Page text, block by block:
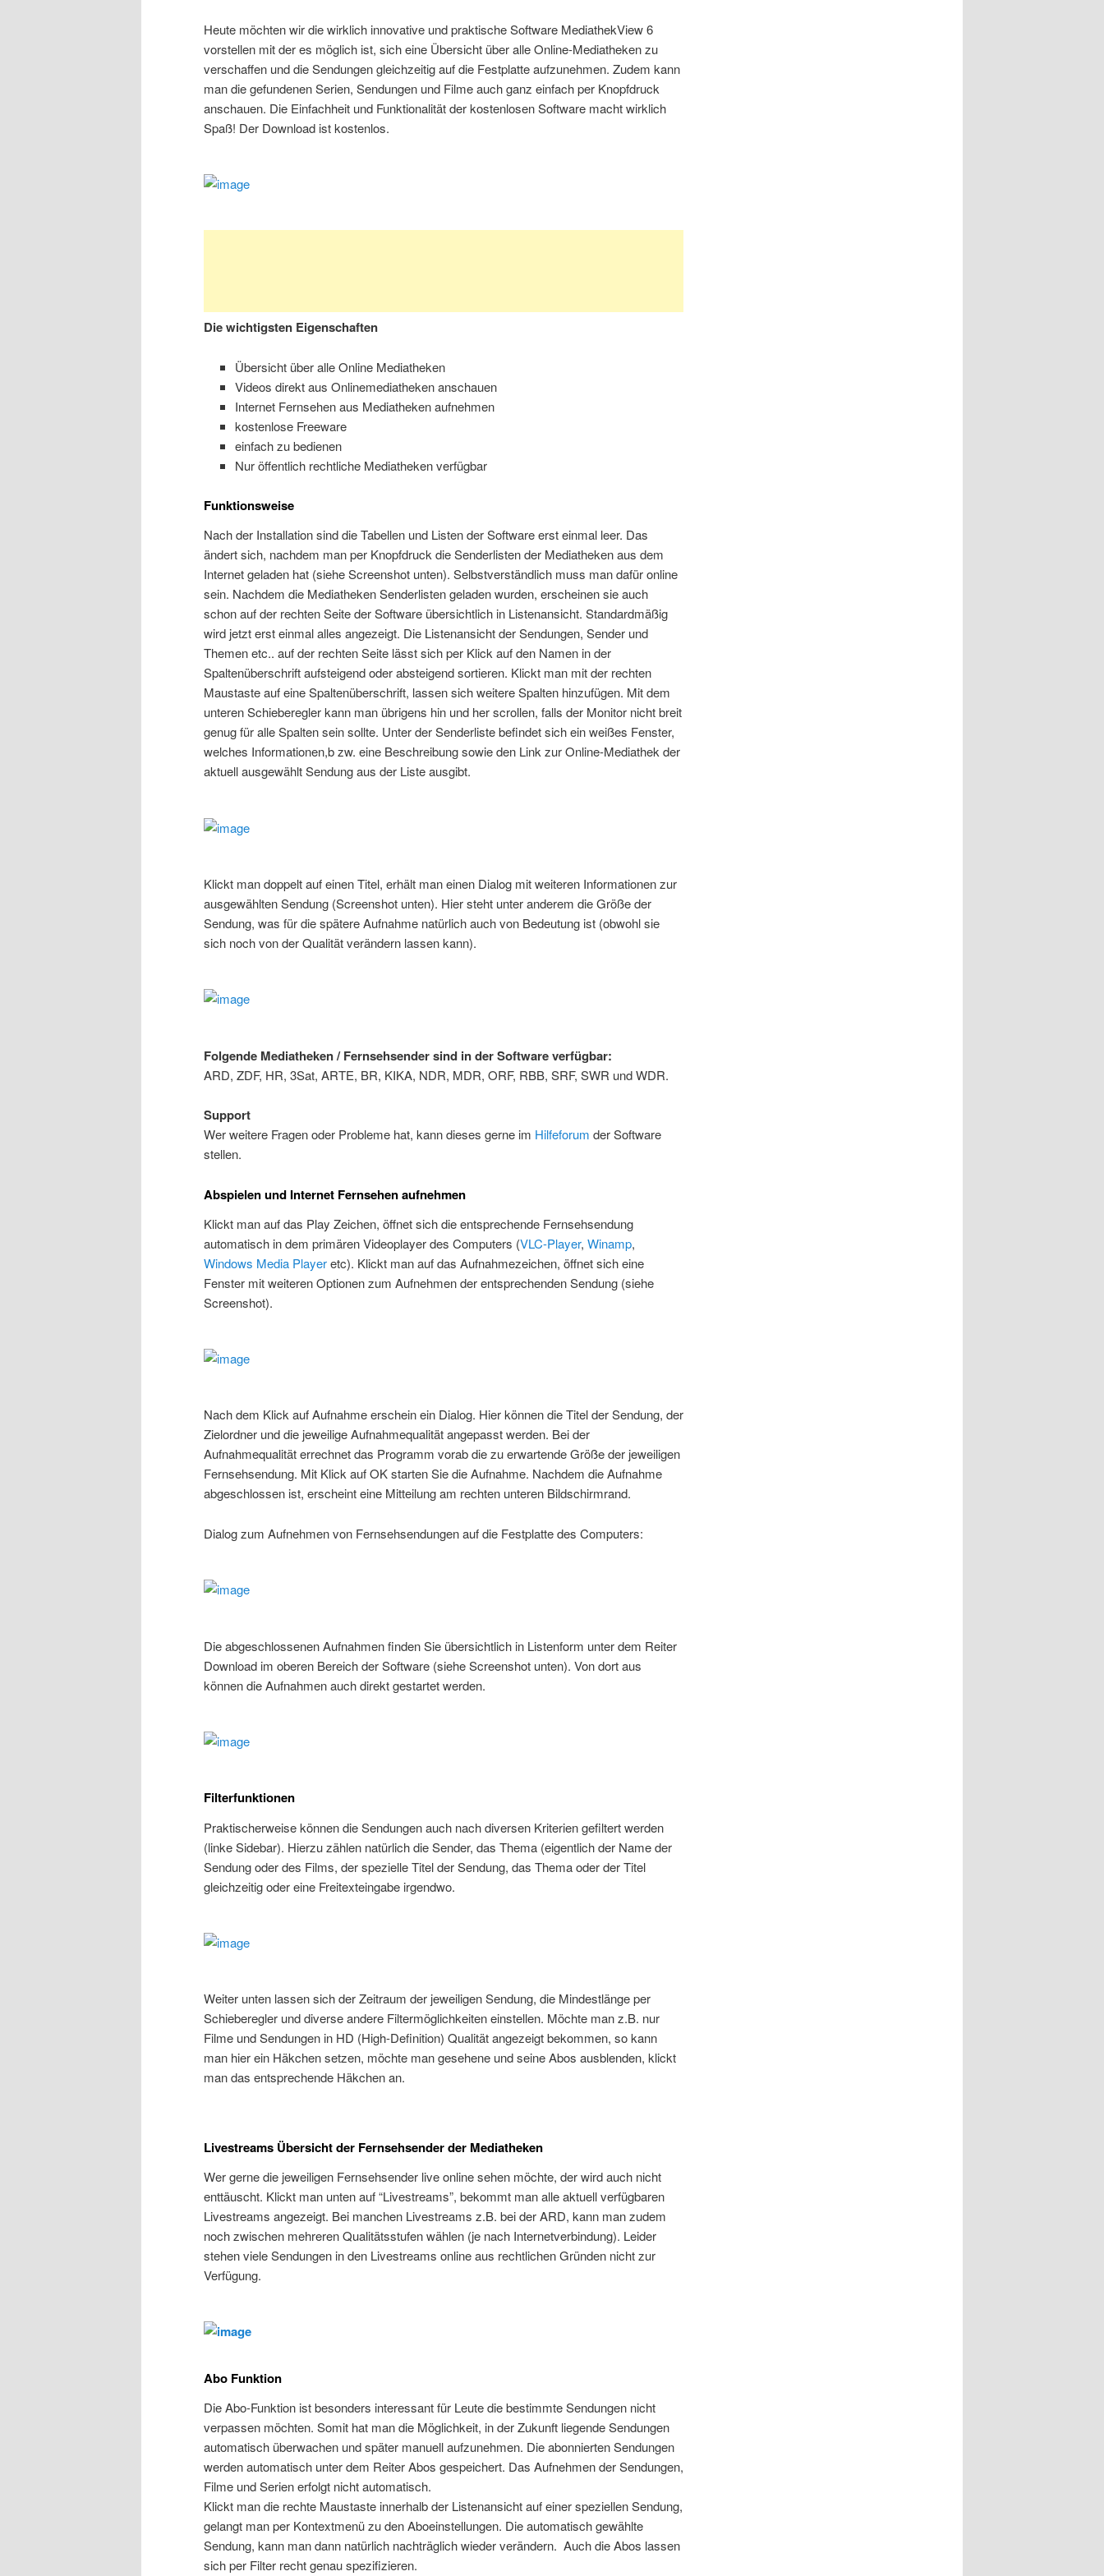
Heute möchten wir die wirklich innovative und praktische Software MediathekView 6
vorstellen mit der es möglich ist, sich eine Übersicht über alle Online-Mediatheken zu
verschaffen und die Sendungen gleichzeitig auf die Festplatte aufzunehmen. Zudem kann
man die gefundenen Serien, Sendungen und Filme auch ganz einfach per Knopfdruck
anschauen. Die Einfachheit und Funktionalität der kostenlosen Software macht wirklich
Spaß! Der Download ist kostenlos.
Die wichtigsten Eigenschaften
Übersicht über alle Online Mediatheken
Videos direkt aus Onlinemediatheken anschauen
Internet Fernsehen aus Mediatheken aufnehmen
kostenlose Freeware
einfach zu bedienen
Nur öffentlich rechtliche Mediatheken verfügbar
Funktionsweise
Nach der Installation sind die Tabellen und Listen der Software erst einmal leer. Das
ändert sich, nachdem man per Knopfdruck die Senderlisten der Mediatheken aus dem
Internet geladen hat (siehe Screenshot unten). Selbstverständlich muss man dafür online
sein. Nachdem die Mediatheken Senderlisten geladen wurden, erscheinen sie auch
schon auf der rechten Seite der Software übersichtlich in Listenansicht. Standardmäßig
wird jetzt erst einmal alles angezeigt. Die Listenansicht der Sendungen, Sender und
Themen etc.. auf der rechten Seite lässt sich per Klick auf den Namen in der
Spaltenüberschrift aufsteigend oder absteigend sortieren. Klickt man mit der rechten
Maustaste auf eine Spaltenüberschrift, lassen sich weitere Spalten hinzufügen. Mit dem
unteren Schieberegler kann man übrigens hin und her scrollen, falls der Monitor nicht breit
genug für alle Spalten sein sollte. Unter der Senderliste befindet sich ein weißes Fenster,
welches Informationen,b zw. eine Beschreibung sowie den Link zur Online-Mediathek der
aktuell ausgewählt Sendung aus der Liste ausgibt.
Klickt man doppelt auf einen Titel, erhält man einen Dialog mit weiteren Informationen zur
ausgewählten Sendung (Screenshot unten). Hier steht unter anderem die Größe der
Sendung, was für die spätere Aufnahme natürlich auch von Bedeutung ist (obwohl sie
sich noch von der Qualität verändern lassen kann).
Folgende Mediatheken / Fernsehsender sind in der Software verfügbar:
ARD, ZDF, HR, 3Sat, ARTE, BR, KIKA, NDR, MDR, ORF, RBB, SRF, SWR und WDR.
Support
Wer weitere Fragen oder Probleme hat, kann dieses gerne im Hilfeforum der Software
stellen.
Abspielen und Internet Fernsehen aufnehmen
Klickt man auf das Play Zeichen, öffnet sich die entsprechende Fernsehsendung
automatisch in dem primären Videoplayer des Computers (VLC-Player, Winamp,
Windows Media Playeretc). Klickt man auf das Aufnahmezeichen, öffnet sich eine
Fenster mit weiteren Optionen zum Aufnehmen der entsprechenden Sendung (siehe
Screenshot).
Nach dem Klick auf Aufnahme erschein ein Dialog. Hier können die Titel der Sendung, der
Zielordner und die jeweilige Aufnahmequalität angepasst werden. Bei der
Aufnahmequalität errechnet das Programm vorab die zu erwartende Größe der jeweiligen
Fernsehsendung. Mit Klick auf OK starten Sie die Aufnahme. Nachdem die Aufnahme
abgeschlossen ist, erscheint eine Mitteilung am rechten unteren Bildschirmrand.
Dialog zum Aufnehmen von Fernsehsendungen auf die Festplatte des Computers:
Die abgeschlossenen Aufnahmen finden Sie übersichtlich in Listenform unter dem Reiter
Download im oberen Bereich der Software (siehe Screenshot unten). Von dort aus
können die Aufnahmen auch direkt gestartet werden.
Filterfunktionen
Praktischerweise können die Sendungen auch nach diversen Kriterien gefiltert werden
(linke Sidebar). Hierzu zählen natürlich die Sender, das Thema (eigentlich der Name der
Sendung oder des Films, der spezielle Titel der Sendung, das Thema oder der Titel
gleichzeitig oder eine Freitexteingabe irgendwo.
Weiter unten lassen sich der Zeitraum der jeweiligen Sendung, die Mindestlänge per
Schieberegler und diverse andere Filtermöglichkeiten einstellen. Möchte man z.B. nur
Filme und Sendungen in HD (High-Definition) Qualität angezeigt bekommen, so kann
man hier ein Häkchen setzen, möchte man gesehene und seine Abos ausblenden, klickt
man das entsprechende Häkchen an.
Livestreams Übersicht der Fernsehsender der Mediatheken
Wer gerne die jeweiligen Fernsehsender live online sehen möchte, der wird auch nicht
enttäuscht. Klickt man unten auf “Livestreams”, bekommt man alle aktuell verfügbaren
Livestreams angezeigt. Bei manchen Livestreams z.B. bei der ARD, kann man zudem
noch zwischen mehreren Qualitätsstufen wählen (je nach Internetverbindung). Leider
stehen viele Sendungen in den Livestreams online aus rechtlichen Gründen nicht zur
Verfügung.
Abo Funktion
Die Abo-Funktion ist besonders interessant für Leute die bestimmte Sendungen nicht
verpassen möchten. Somit hat man die Möglichkeit, in der Zukunft liegende Sendungen
automatisch überwachen und später manuell aufzunehmen. Die abonnierten Sendungen
werden automatisch unter dem Reiter Abos gespeichert. Das Aufnehmen der Sendungen,
Filme und Serien erfolgt nicht automatisch.
Klickt man die rechte Maustaste innerhalb der Listenansicht auf einer speziellen Sendung,
gelangt man per Kontextmenü zu den Aboeinstellungen. Die automatisch gewählte
Sendung, kann man dann natürlich nachträglich wieder verändern. Auch die Abos lassen
sich per Filter recht genau spezifizieren.